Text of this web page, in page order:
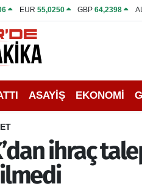
EUR 55,0250 GBP64,2398
ASAYİŞ EKONOMİ
ihraç